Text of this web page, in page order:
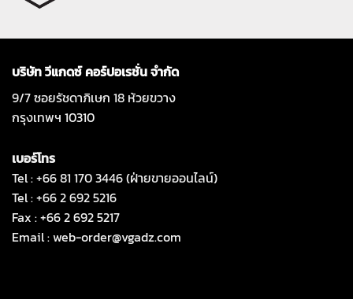
บริษัท วีแกดซ์ คอร์ปอเรชั่น จำกัด
9/7 ซอยรัชดาภิเษก 18 ห้วยขวาง
กรุงเทพฯ 10310
เบอร์โทร
Tel : +66 81 170 3446 (ฝ่ายขายออนไลน์)
Tel : +66 2 692 5216
Fax : +66 2 692 5217
Email :web-order@vgadz.com